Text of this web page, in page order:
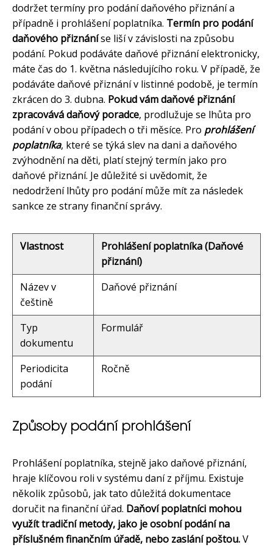
dodržet termíny pro podání daňového přiznání a
případně i prohlášení poplatníka. Termín pro podání
daňového přiznáníse liší v závislosti na způsobu
podání. Pokud podáváte daňové přiznání elektronicky,
máte čas do 1. května následujícího roku. V případě, že
podáváte daňové přiznání v listinné podobě, je termín
zkrácen do 3. dubna. Pokud vám daňové přiznání
zpracovává daňový poradce, prodlužuje se lhůta pro
podání v obou případech o tři měsíce. Pro prohlášení
poplatníka, které se týká slev na dani a daňového
zvýhodnění na děti, platí stejný termín jako pro
daňové přiznání. Je důležité si uvědomit, že
nedodržení lhůty pro podání může mít za následek
sankce ze strany finanční správy.
Vlastnost
Prohlášení poplatníka (Daňové
přiznání)
Název v
češtině
Daňové přiznání
Typ
dokumentu
Formulář
Periodicita
podání
Ročně
Způsoby podání prohlášení
Prohlášení poplatníka, stejně jako daňové přiznání,
hraje klíčovou roli v systému daní z příjmu. Existuje
několik způsobů, jak tato důležitá dokumentace
doručit na finanční úřad. Daňoví poplatníci mohou
využít tradiční metody, jako je osobní podání na
příslušném finančním úřadě, nebo zaslání poštou.V